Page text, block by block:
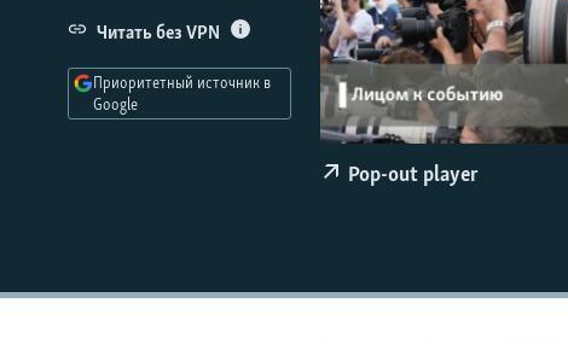
СЕВЕР.РЕАЛИИ
СИБИРЬ.РЕАЛИИ
РАСПИСАНИЕ ВЕЩАНИЯ
Pop-out player
Читать без VPN
Приоритетный источник в
Google